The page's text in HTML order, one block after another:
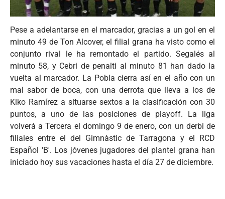
Pese a adelantarse en el marcador, gracias a un gol en el
minuto 49 de Ton Alcover, el filial grana ha visto como el
conjunto rival le ha remontado el partido. Segalés al
minuto 58, y Cebri de penalti al minuto 81 han dado la
vuelta al marcador. La Pobla cierra así en el año con un
mal sabor de boca, con una derrota que lleva a los de
Kiko Ramírez a situarse sextos a la clasificación con 30
puntos, a uno de las posiciones de playoff. La liga
volverá a Tercera el domingo 9 de enero, con un derbi de
filiales entre el del Gimnàstic de Tarragona y el RCD
Español 'B'. Los jóvenes jugadores del plantel grana han
iniciado hoy sus vacaciones hasta el día 27 de diciembre.